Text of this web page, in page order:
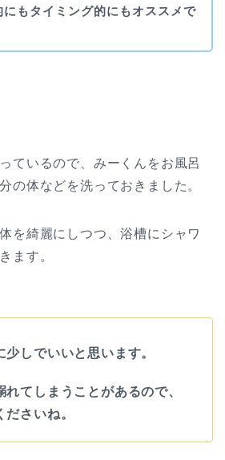
にもタイミング的にもオススメで
ているので、みーくんをお風呂
の体などを洗っておきました。
を綺麗にしつつ、浴槽にシャワ
ます。
しでいいと思います。
れてしまうことがあるので、
さいね。